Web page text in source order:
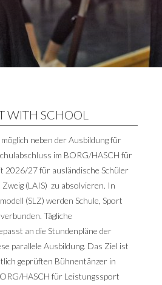
WITH SCHOOL
neben der Ausbildung für
im BORG/HASCH für
2026/27 für ausländische Schüler
(LAIS) zu absolvieren. In
(SLZ) werden Schule, Sport
Tägliche
an die Stundenpläne der
parallele Ausbildung. Das Ziel ist
geprüften Bühnentänzer in
HASCH für Leistungssport